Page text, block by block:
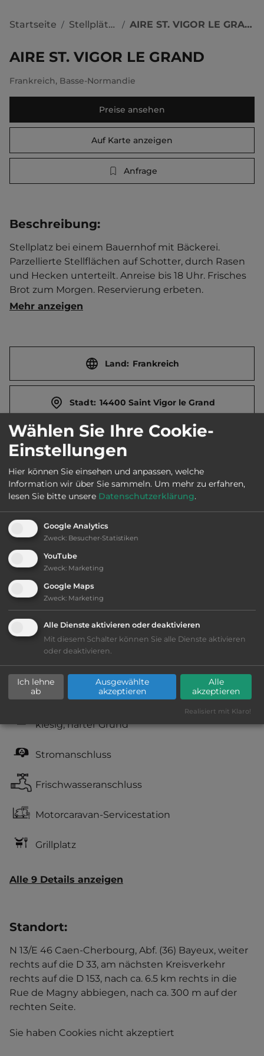
Startseite / Stellplätze / AIRE ST. VIGOR LE GRAND
AIRE ST. VIGOR LE GRAND
Frankreich, Basse-Normandie
Preise ansehen
Auf Karte anzeigen
Anfrage
Beschreibung:
Stellplatz bei einem Bauernhof mit Bäckerei.
Parzellierte Stellflächen auf Schotter, durch Rasen
und Hecken unterteilt. Anreise bis 18 Uhr. Frisches
Brot zum Morgen. Reservierung erbeten.
Ortszentrum 3 km entfernt.
Mehr anzeigen
Land: Frankreich
Stadt: 14400 Saint Vigor le Grand
E-Mail: laigneau.pierre@orange.fr
Ausstattung
bis 10,- Euro
Lage: ansprechend
Geräuschkulisse: sehr ruhig
sandiger Grund
kiesig, harter Grund
Stromanschluss
Frischwasseranschluss
Motorcaravan-Servicestation
Grillplatz
Alle 9 Details anzeigen
Standort:
N 13/E 46 Caen-Cherbourg, Abf. (36) Bayeux, weiter
rechts auf die D 33, am nächsten Kreisverkehr
rechts auf die D 153, nach ca. 6.5 km rechts in die
Rue de Magny abbiegen, nach ca. 300 m auf der
rechten Seite.
Sie haben Cookies nicht akzeptiert
Wählen Sie Ihre Cookie-
Einstellungen
Hier können Sie einsehen und anpassen, welche
Information wir über Sie sammeln. Um mehr zu erfahren,
lesen Sie bitte unsere Datenschutzerklärung.
Google Analytics
Zweck: Besucher-Statistiken
YouTube
Zweck: Marketing
Google Maps
Zweck: Marketing
Alle Dienste aktivieren oder deaktivieren
Mit diesem Schalter können Sie alle Dienste aktivieren
oder deaktivieren.
Ich lehne
ab
Ausgewählte
akzeptieren
Alle
akzeptieren
Realisiert mit Klaro!